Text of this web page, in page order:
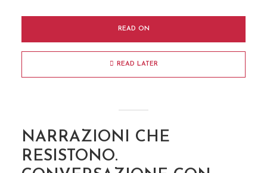
READ ON
READ LATER
NARRAZIONI CHE
RESISTONO.